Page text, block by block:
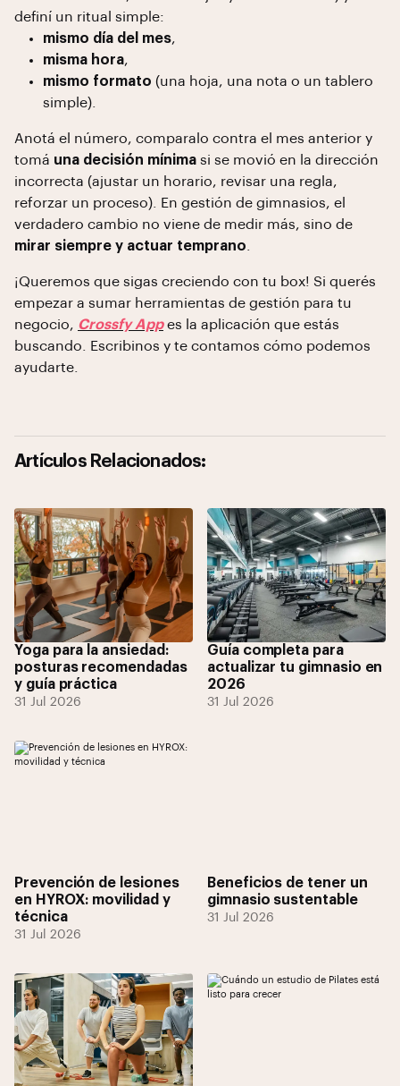
definí un ritual simple:
mismo día del mes,
misma hora,
mismo formato (una hoja, una nota o un tablero
simple).
Anotá el número, comparalo contra el mes anterior y
tomá una decisión mínima si se movió en la dirección
incorrecta (ajustar un horario, revisar una regla,
reforzar un proceso). En gestión de gimnasios, el
verdadero cambio no viene de medir más, sino de
mirar siempre y actuar temprano
¡Queremos que sigas creciendo con tu box! Si querés
empezar a sumar herramientas de gestión para tu
negocio, Crossfy Appes la aplicación que estás
buscando. Escribinos y te contamos cómo podemos
ayudarte.
Artículos Relacionados:
Yoga para la ansiedad:
posturas recomendadas
y guía práctica
31 Jul 2026
Guía completa para
actualizar tu gimnasio en
2026
31 Jul 2026
Prevención de lesiones
en HYROX: movilidad y
técnica
31 Jul 2026
Beneficios de tener un
gimnasio sustentable
31 Jul 2026